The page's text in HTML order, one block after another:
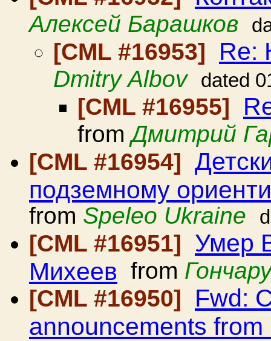
Алексей Барашков
[CML #16953] Re:
Dmitry Albov dated
[CML #16955]
fromДмитрий
[CML #16954]
подземному
from Speleo Ukraine
[CML #16951] Умер
Михеев from
[CML #16950]
Fwd:
announcements from